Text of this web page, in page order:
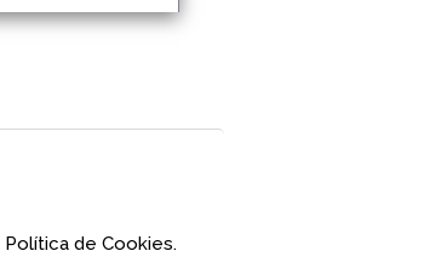
Política de Cookies.